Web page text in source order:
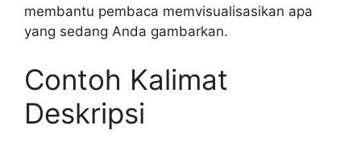
membantu pembaca memvisualisasikan apa
yang sedang Anda gambarkan.
Contoh Kalimat
Deskripsi